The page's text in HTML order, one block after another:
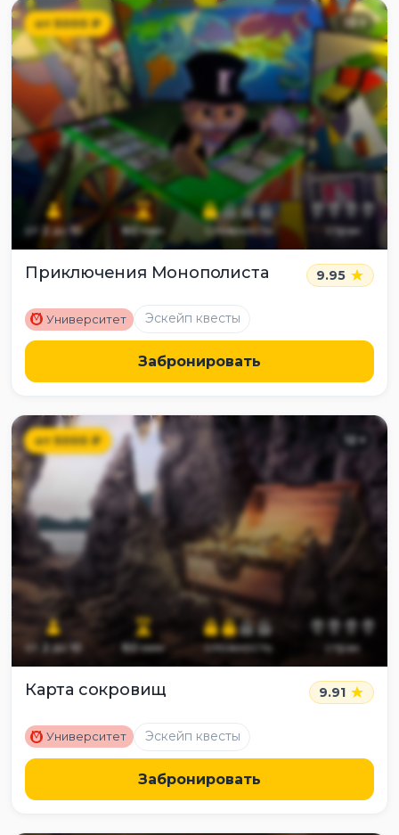
от5000₽ 13+
от 2до 10 60мин сложность страх
Приключения Монополиста 9.95
M Университет Эскейп квесты
Забронировать
от5000₽ 12 +
2до 10 60мин сложность страх
Карта сокровищ 9.91
M Университет Эскейп квесты
Забронировать